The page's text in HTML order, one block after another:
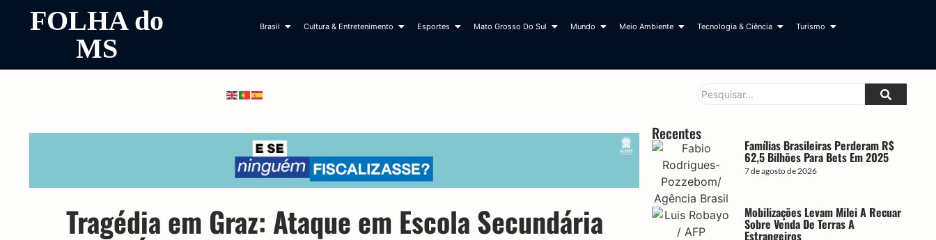
FOLHA do
MS
Brasil Cultura & Entretenimento Esportes Mato Grosso Do Sul Mundo Meio Ambiente Tecnologia & Ciência Turismo
Tragédia em Graz: Ataque em Escola Secundária
Recentes
Famílias Brasileiras Perderam R$
62,5 Bilhões Para Bets Em 2025
7 de agosto de 2026
Mobilizações Levam Milei A Recuar
Sobre Venda De Terras A
Estrangeiros